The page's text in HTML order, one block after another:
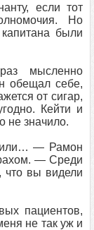
если тот
Но
были
мысленно
обещал себе,
от сигар,
Кейти и
не значило.
— Рамон
— Среди
что вы видели
пациентов,
не так уж и